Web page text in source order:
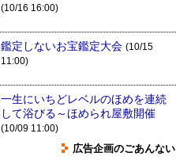
(10/16 16:00)
鑑定しないお宝鑑定大会 (10/15
11:00)
一生にいちどレベルのほめを連続
して浴びる～ほめられ屋敷開催
(10/09 11:00)
広告企画のごあんない